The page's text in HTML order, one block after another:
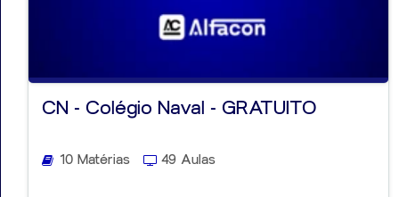
CN - Colégio Naval - GRATUITO
10 Matérias 49 Aulas